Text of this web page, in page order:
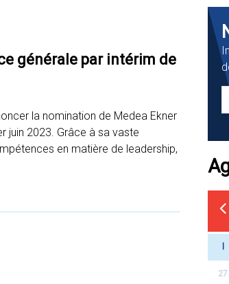
générale par intérim de
la nomination de Medea Ekner
juin 2023. Grâce à sa vaste
en matière de leadership,
27